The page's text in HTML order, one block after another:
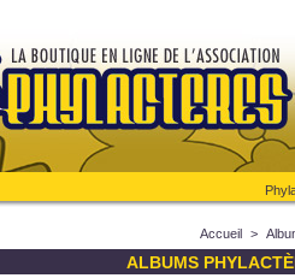
Accueil >
ALBUMS